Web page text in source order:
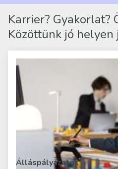
Karrier? Gyakorlat?
Közöttünk jó helyen
Álláspályázatok